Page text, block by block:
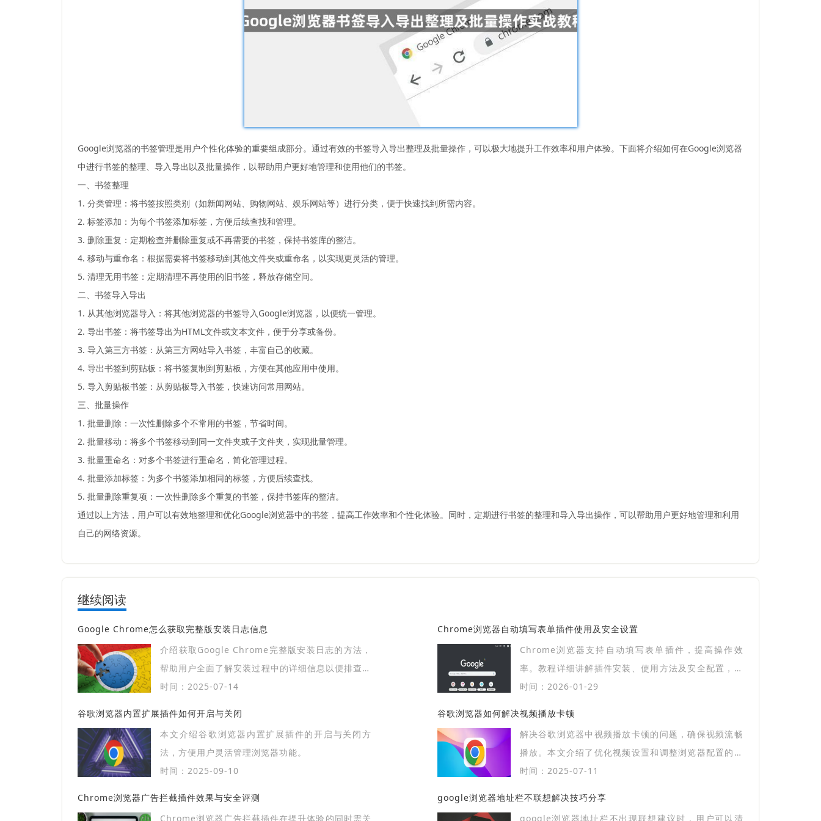
Google浏览器的书签管理是用户个性化体验的重要组成部分。通过有效的书签导入导出整理及批量操作，可以极大地提升工作效率和用户体验。下面将介绍如何在Google浏览器
中进行书签的整理、导入导出以及批量操作，以帮助用户更好地管理和使用他们的书签。
一、书签整理
1. 分类管理：将书签按照类别（如新闻网站、购物网站、娱乐网站等）进行分类，便于快速找到所需内容。
2. 标签添加：为每个书签添加标签，方便后续查找和管理。
3. 删除重复：定期检查并删除重复或不再需要的书签，保持书签库的整洁。
4. 移动与重命名：根据需要将书签移动到其他文件夹或重命名，以实现更灵活的管理。
5. 清理无用书签：定期清理不再使用的旧书签，释放存储空间。
二、书签导入导出
1. 从其他浏览器导入：将其他浏览器的书签导入Google浏览器，以便统一管理。
2. 导出书签：将书签导出为HTML文件或文本文件，便于分享或备份。
3. 导入第三方书签：从第三方网站导入书签，丰富自己的收藏。
4. 导出书签到剪贴板：将书签复制到剪贴板，方便在其他应用中使用。
5. 导入剪贴板书签：从剪贴板导入书签，快速访问常用网站。
三、批量操作
1. 批量删除：一次性删除多个不常用的书签，节省时间。
2. 批量移动：将多个书签移动到同一文件夹或子文件夹，实现批量管理。
3. 批量重命名：对多个书签进行重命名，简化管理过程。
4. 批量添加标签：为多个书签添加相同的标签，方便后续查找。
5. 批量删除重复项：一次性删除多个重复的书签，保持书签库的整洁。
通过以上方法，用户可以有效地整理和优化Google浏览器中的书签，提高工作效率和个性化体验。同时，定期进行书签的整理和导入导出操作，可以帮助用户更好地管理和利用
自己的网络资源。
继续阅读
Google Chrome怎么获取完整版安装日志信息
介绍获取Google Chrome完整版安装日志的方法，
帮助用户全面了解安装过程中的详细信息以便排查故
障。
时间：2025-07-14
Chrome浏览器自动填写表单插件使用及安全设置
Chrome浏览器支持自动填写表单插件，提高操作效
率。教程详细讲解插件安装、使用方法及安全配置，实
现高效填写。
时间：2026-01-29
谷歌浏览器内置扩展插件如何开启与关闭
本文介绍谷歌浏览器内置扩展插件的开启与关闭方
法，方便用户灵活管理浏览器功能。
时间：2025-09-10
谷歌浏览器如何解决视频播放卡顿
解决谷歌浏览器中视频播放卡顿的问题，确保视频流畅
播放。本文介绍了优化视频设置和调整浏览器配置的方
法，提升视频播放质量。
时间：2025-07-11
Chrome浏览器广告拦截插件效果与安全评测
Chrome浏览器广告拦截插件在提升体验的同时需关
google浏览器地址栏不联想解决技巧分享
google浏览器地址栏不出现联想建议时，用户可以清